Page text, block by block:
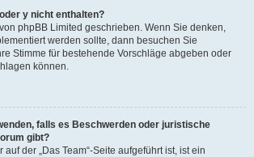
y nicht enthalten?
phpBB Limited geschrieben. Wenn Sie denken,
werden sollte, dann besuchen Sie
Stimme für bestehende Vorschläge abgeben oder
können.
falls es Beschwerden oder juristische
gibt?
auf der „Das Team“-Seite aufgeführt ist, ist ein